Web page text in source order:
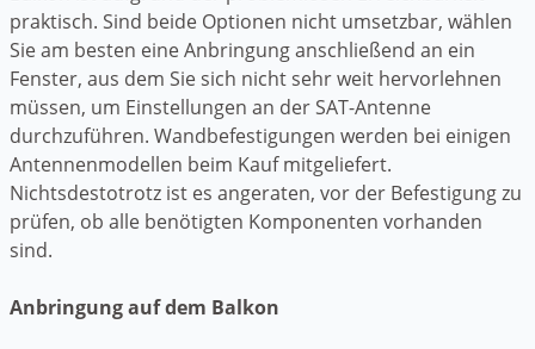
praktisch. Sind beide Optionen nicht umsetzbar, wählen
Sie am besten eine Anbringung anschließend an ein
Fenster, aus dem Sie sich nicht sehr weit hervorlehnen
müssen, um Einstellungen an der SAT-Antenne
durchzuführen. Wandbefestigungen werden bei einigen
Antennenmodellen beim Kauf mitgeliefert.
Nichtsdestotrotz ist es angeraten, vor der Befestigung zu
prüfen, ob alle benötigten Komponenten vorhanden
sind.
Anbringung auf dem Balkon